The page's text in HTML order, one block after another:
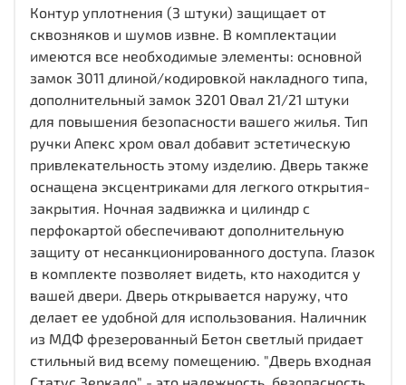
Контур уплотнения (3 штуки) защищает от
сквозняков и шумов извне. В комплектации
имеются все необходимые элементы: основной
замок 3011 длиной/кодировкой накладного типа,
дополнительный замок 3201 Овал 21/21 штуки
для повышения безопасности вашего жилья. Тип
ручки Апекс хром овал добавит эстетическую
привлекательность этому изделию. Дверь также
оснащена эксцентриками для легкого открытия-
закрытия. Ночная задвижка и цилиндр с
перфокартой обеспечивают дополнительную
защиту от несанкционированного доступа. Глазок
в комплекте позволяет видеть, кто находится у
вашей двери. Дверь открывается наружу, что
делает ее удобной для использования. Наличник
из МДФ фрезерованный Бетон светлый придает
стильный вид всему помещению. "Дверь входная